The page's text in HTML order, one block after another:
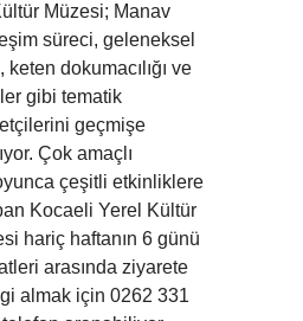
Müzesi; Manav
süreci, geleneksel
dokumacılığı ve
gibi tematik
geçmişe
Çok amaçlı
çeşitli etkinliklere
Kocaeli Yerel Kültür
hariç haftanın 6 günü
arasında ziyarete
almak için 0262 331